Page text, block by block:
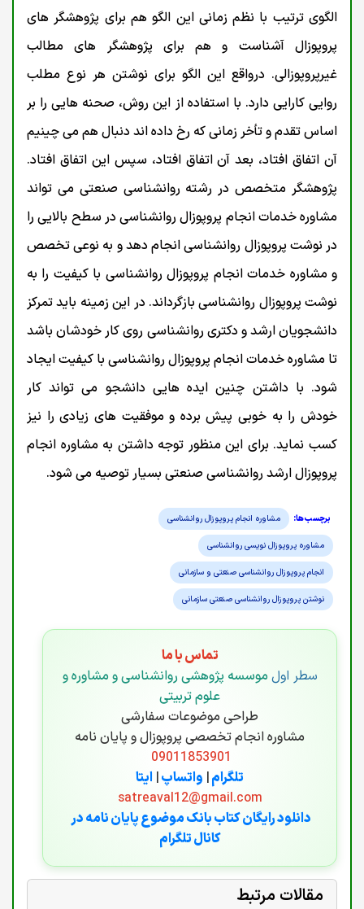
الگوی ترتیب با نظم زمانی این الگو هم برای پژوهشگر های
پروپوزال آشناست و هم برای پژوهشگر های مطالب
غیرپروپوزالی. درواقع این الگو برای نوشتن هر نوع مطلب
روایی کارایی دارد. با استفاده از این روش، صحنه هایی را بر
اساس تقدم و تأخر زمانی که رخ داده اند دنبال هم می چینیم
آن اتفاق افتاد، بعد آن اتفاق افتاد، سپس این اتفاق افتاد.
پژوهشگر متخصص در رشته روانشناسی صنعتی می تواند
مشاوره خدمات انجام پروپوزال روانشناسی در سطح بالایی را
در نوشت پروپوزال روانشناسی انجام دهد و به نوعی تخصص
و مشاوره خدمات انجام پروپوزال روانشناسی با کیفیت را به
نوشت پروپوزال روانشناسی بازگرداند. در این زمینه باید تمرکز
دانشجویان ارشد و دکتری روانشناسی روی کار خودشان باشد
تا مشاوره خدمات انجام پروپوزال روانشناسی با کیفیت ایجاد
شود. با داشتن چنین ایده هایی دانشجو می تواند کار
خودش را به خوبی پیش برده و موفقیت های زیادی را نیز
کسب نماید. برای این منظور توجه داشتن به مشاوره انجام
پروپوزال ارشد روانشناسی صنعتی بسیار توصیه می شود.
مشاوره انجام پروپوزال روانشناسی
مشاوره پروپوزال نویسی روانشناسی
انجام پروپوزال روانشناسی صنعتی و سازمانی
نوشتن پروپوزال روانشناسی صنعتی سازمانی
تماس با ما
سطر اول موسسه پژوهشی روانشناسی و مشاوره و
علوم تربیتی
طراحی موضوعات سفارشی
مشاوره انجام تخصصی پروپوزال و پایان نامه
09011853901
تلگرام| واتساپ| ایتا
satreaval12@gmail.com
دانلود رایگان کتاب بانک موضوع پایان نامه در
کانال تلگرام
مقالات مرتبط